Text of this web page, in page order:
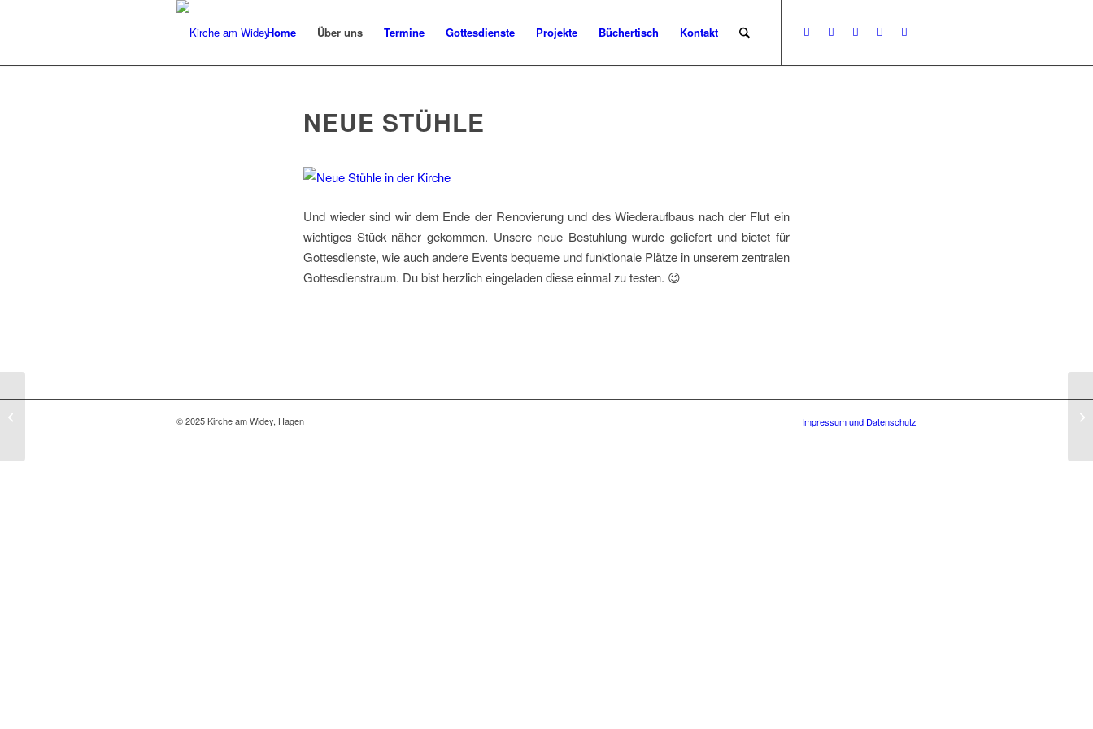
Home Über uns Termine Gottesdienste Projekte Büchertisch Kontakt
NEUE STÜHLE
Und wieder sind wir dem Ende der Renovierung und des Wiederaufbaus nach der Flut ein
wichtiges Stück näher gekommen. Unsere neue Bestuhlung wurde geliefert und bietet für
Gottesdienste, wie auch andere Events bequeme und funktionale Plätze in unserem zentralen
Gottesdienstraum. Du bist herzlich eingeladen diese einmal zu testen. 😉
© 2025 Kirche am Widey, Hagen Impressum und Datenschutz